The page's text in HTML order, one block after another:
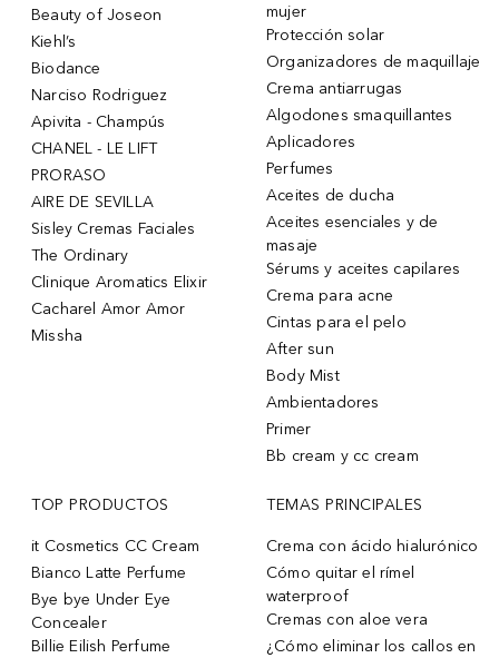
Beauty of Joseon
Kiehl’s
Biodance
Narciso Rodriguez
Apivita - Champús
CHANEL - LE LIFT
PRORASO
AIRE DE SEVILLA
Sisley Cremas Faciales
The Ordinary
Clinique Aromatics Elixir
Cacharel Amor Amor
Missha
mujer
Protección solar
Organizadores de maquillaje
Crema antiarrugas
Algodones smaquillantes
Aplicadores
Perfumes
Aceites de ducha
Aceites esenciales y de
masaje
Sérums y aceites capilares
Crema para acne
Cintas para el pelo
After sun
Body Mist
Ambientadores
Primer
Bb cream y cc cream
TOP PRODUCTOS
it Cosmetics CC Cream
Bianco Latte Perfume
Bye bye Under Eye
Concealer
Billie Eilish Perfume
TEMAS PRINCIPALES
Crema con ácido hialurónico
Cómo quitar el rímel
waterproof
Cremas con aloe vera
¿Cómo eliminar los callos en